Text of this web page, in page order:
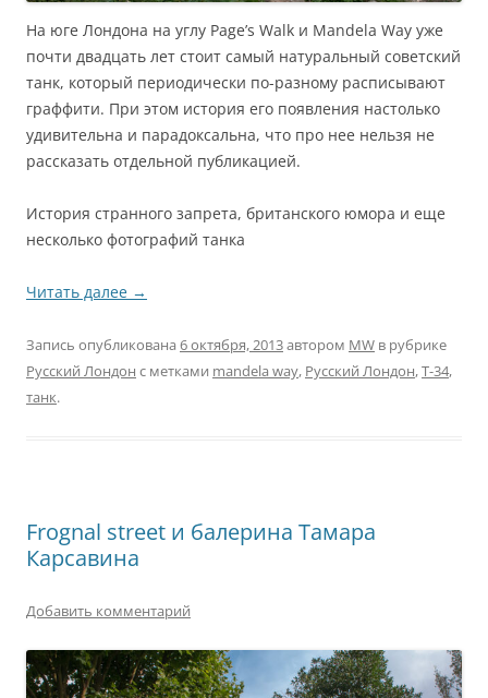
На юге Лондона на углу Page’s Walk и Mandela Way уже
почти двадцать лет стоит самый натуральный советский
танк, который периодически по-разному расписывают
граффити. При этом история его появления настолько
удивительна и парадоксальна, что про нее нельзя не
рассказать отдельной публикацией.
История странного запрета, британского юмора и еще
несколько фотографий танка
Читать далее →
Запись опубликована 6 октября, 2013автором MW в рубрике
Русский Лондон с метками mandela way, Русский Лондон,Т-34,
танк.
Frognal street и балерина Тамара
Карсавина
Добавить комментарий